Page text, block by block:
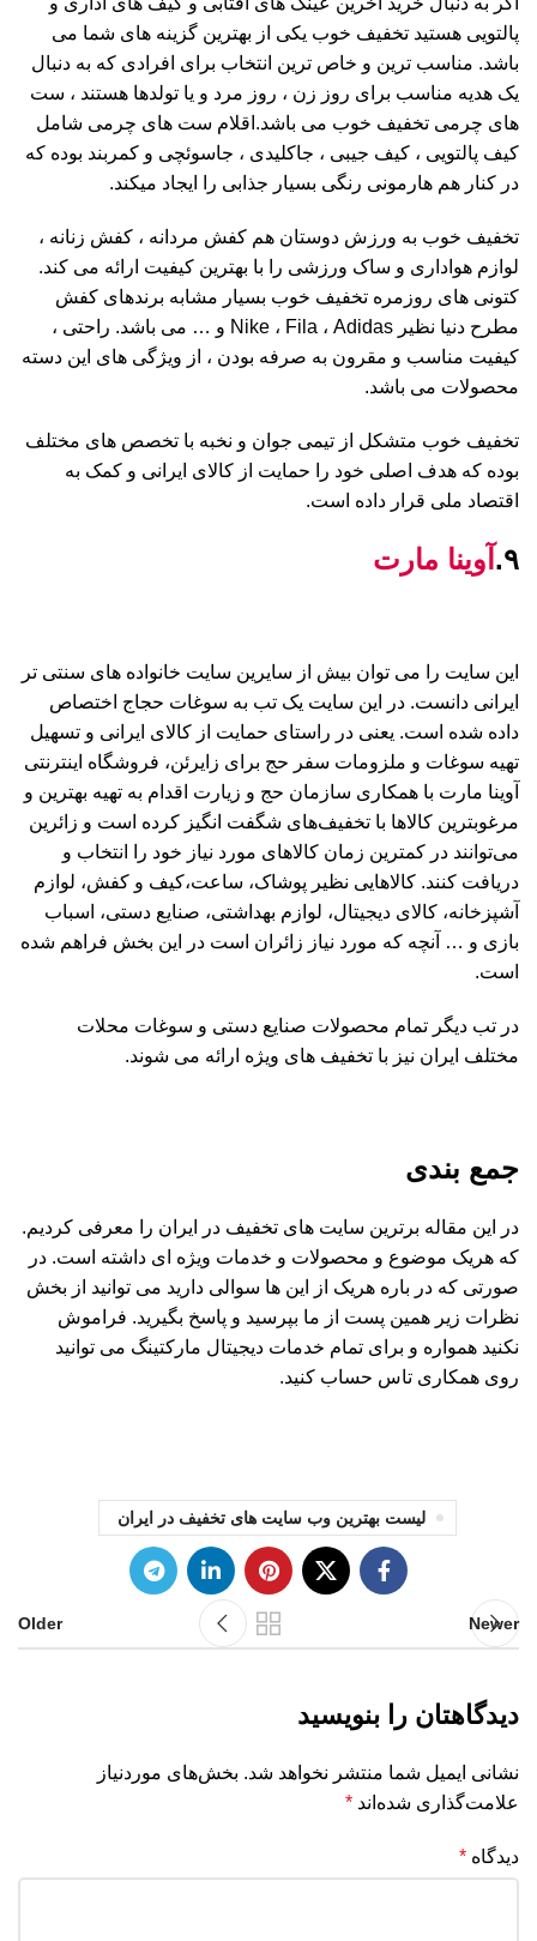
پالتویی هستید تخفیف خوب یکی از بهترین گزینه های شما می
باشد. مناسب ترین و خاص ترین انتخاب برای افرادی که به دنبال
یک هدیه مناسب برای روز زن ، روز مرد و یا تولدها هستند ، ست
های چرمی تخفیف خوب می باشد.اقلام ست های چرمی شامل
کیف پالتویی ، کیف جیبی ، جاکلیدی ، جاسوئچی و کمربند بوده که
در کنار هم هارمونی رنگی بسیار جذابی را ایجاد میکند.
تخفیف خوب به ورزش دوستان هم کفش مردانه ، کفش زنانه ،
لوازم هواداری و ساک ورزشی را با بهترین کیفیت ارائه می کند.
کتونی های روزمره تخفیف خوب بسیار مشابه برندهای کفش
مطرح دنیا نظیر Nike ، Fila ، Adidas و … می باشد. راحتی ،
کیفیت مناسب و مقرون به صرفه بودن ، از ویژگی های این دسته
محصولات می باشد.
تخفیف خوب متشکل از تیمی جوان و نخبه با تخصص های مختلف
بوده که هدف اصلی خود را حمایت از کالای ایرانی و کمک به
اقتصاد ملی قرار داده است.
۹. آوینا مارت
این سایت را می توان بیش از سایرین سایت خانواده های سنتی تر
ایرانی دانست. در این سایت یک تب به سوغات حجاج اختصاص
داده شده است. یعنی در راستای حمایت از کالای ایرانی و تسهیل
تهیه سوغات و ملزومات سفر حج برای زایرئن، فروشگاه اینترنتی
آوینا مارت با همکاری سازمان حج و زیارت اقدام به تهیه بهترین و
مرغوبترین کالاها با تخفیف‌های شگفت انگیز کرده است و زائرین
می‌توانند در کمترین زمان کالاهای مورد نیاز خود را انتخاب و
دریافت کنند. کالاهایی نظیر پوشاک، ساعت،کیف و کفش، لوازم
آشپزخانه، کالای دیجیتال، لوازم بهداشتی، صنایع دستی، اسباب
بازی و … آنچه که مورد نیاز زائران است در این بخش فراهم شده
است.
در تب دیگر تمام محصولات صنایع دستی و سوغات محلات
مختلف ایران نیز با تخفیف های ویژه ارائه می شوند.
جمع بندی
در این مقاله برترین سایت های تخفیف در ایران را معرفی کردیم.
که هریک موضوع و محصولات و خدمات ویژه ای داشته است. در
صورتی که در باره هریک از این ها سوالی دارید می توانید از بخش
نظرات زیر همین پست از ما بپرسید و پاسخ بگیرید. فراموش
نکنید همواره و برای تمام خدمات دیجیتال مارکتینگ می توانید
روی همکاری تاس حساب کنید.
لیست بهترین وب سایت های تخفیف در ایران
Newer
Older
دیدگاهتان را بنویسید
نشانی ایمیل شما منتشر نخواهد شد. بخش‌های موردنیاز
علامت‌گذاری شده‌اند *
دیدگاه *